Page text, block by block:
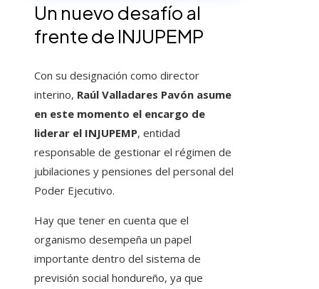
Un nuevo desafío al
frente de INJUPEMP
Con su designación como director
interino, Raúl Valladares Pavón asume
en este momento el encargo de
liderar el INJUPEMP, entidad
responsable de gestionar el régimen de
jubilaciones y pensiones del personal del
Poder Ejecutivo.
Hay que tener en cuenta que el
organismo desempeña un papel
importante dentro del sistema de
previsión social hondureño, ya que